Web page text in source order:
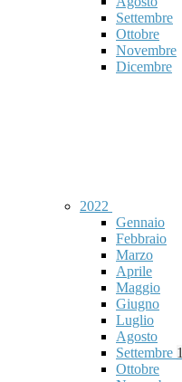
Settembre
Ottobre
Novembre
Dicembre
2022
Gennaio
Febbraio
Marzo
Aprile
Maggio
Giugno
Luglio
Agosto
Settembre 1
Ottobre